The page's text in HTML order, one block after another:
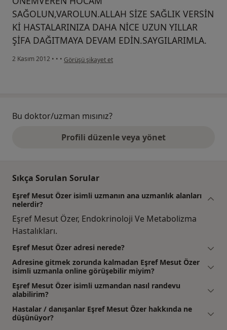
SAĞOLUN,VAROLUN.ALLAH SİZE SAĞLIK VERSİN
Kİ HASTALARINIZA DAHA NİCE UZUN YILLAR
ŞİFA DAĞITMAYA DEVAM EDİN.SAYGILARIMLA.
2 Kasım 2012 • • • kullanıcının görüşüne göre ce...z
Görüşü şikayet et
Bu doktor/uzman mısınız?
Profili düzenle veya yönet
Sıkça Sorulan Sorular
Eşref Mesut Özer isimli uzmanın ana uzmanlık alanları
nelerdir?
Eşref Mesut Özer, Endokrinoloji Ve Metabolizma
Hastalıkları.
Eşref Mesut Özer adresi nerede?
Adresine gitmek zorunda kalmadan Eşref Mesut Özer
isimli uzmanla online görüşebilir miyim?
Eşref Mesut Özer isimli uzmandan nasıl randevu
alabilirim?
Hastalar / danışanlar Eşref Mesut Özer hakkında ne
düşünüyor?